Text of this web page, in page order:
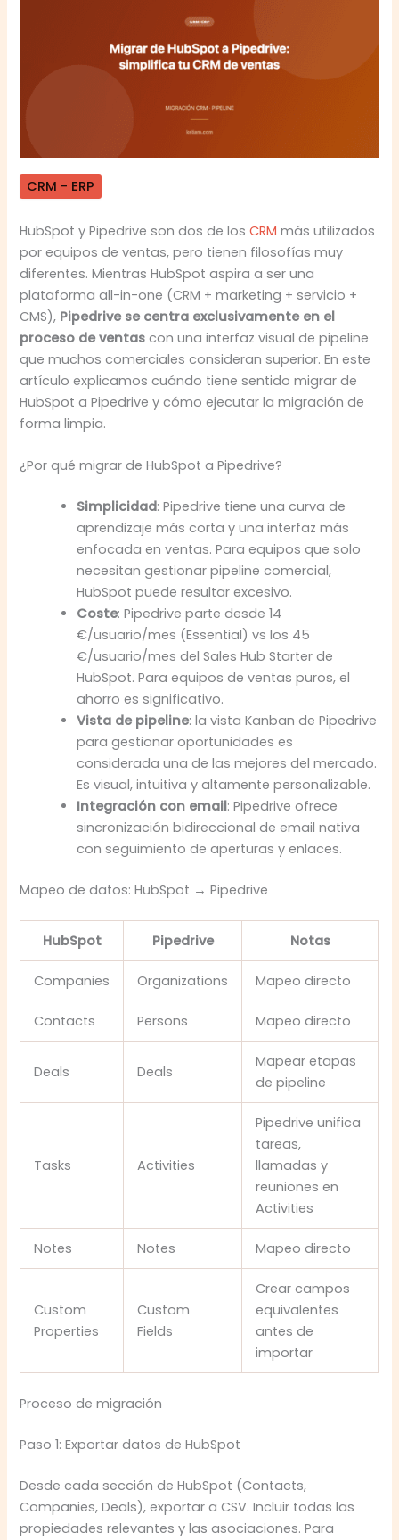
CRM - ERP
HubSpot y Pipedrive son dos de losCRM más utilizados
por equipos de ventas, pero tienen filosofías muy
diferentes. Mientras HubSpot aspira a ser una
plataforma all-in-one (CRM + marketing + servicio +
CMS), Pipedrive se centra exclusivamente en el
proceso de ventas con una interfaz visual de pipeline
que muchos comerciales consideran superior. En este
artículo explicamos cuándo tiene sentido migrar de
HubSpot a Pipedrive y cómo ejecutar la migración de
forma limpia.
¿Por qué migrar de HubSpot a Pipedrive?
Simplicidad: Pipedrive tiene una curva de
aprendizaje más corta y una interfaz más
enfocada en ventas. Para equipos que solo
necesitan gestionar pipeline comercial,
HubSpot puede resultar excesivo.
Coste: Pipedrive parte desde 14
€/usuario/mes (Essential) vs los 45
€/usuario/mes del Sales Hub Starter de
HubSpot. Para equipos de ventas puros, el
ahorro es significativo.
Vista de pipeline: la vista Kanban de Pipedrive
para gestionar oportunidades es
considerada una de las mejores del mercado.
Es visual, intuitiva y altamente personalizable.
Integración con email: Pipedrive ofrece
sincronización bidireccional de email nativa
con seguimiento de aperturas y enlaces.
Mapeo de datos: HubSpot → Pipedrive
HubSpot Pipedrive Notas
Companies Organizations Mapeo directo
Contacts Persons Mapeo directo
Deals Deals
Mapear etapas
de pipeline
Tasks Activities
Pipedrive unifica
tareas,
llamadas y
reuniones en
Activities
Notes Notes Mapeo directo
Custom
Properties
Custom
Fields
Crear campos
equivalentes
antes de
importar
Proceso de migración
Paso 1: Exportar datos de HubSpot
Desde cada sección de HubSpot (Contacts,
Companies, Deals), exportar a CSV. Incluir todas las
propiedades relevantes y las asociaciones. Para